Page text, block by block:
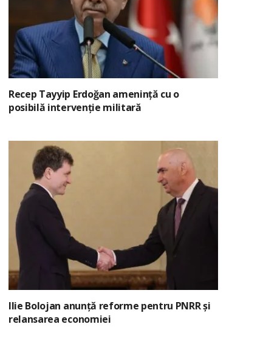
Recep Tayyip Erdoğan amenință cu o
posibilă intervenție militară
Ilie Bolojan anunță reforme pentru PNRR și
relansarea economiei